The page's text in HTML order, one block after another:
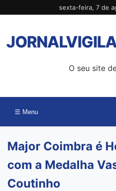
para
conteúdo
sexta-feira, 7 de
O seu site
☰ Menu
Major Coimbra é
com a Medalha
Coutinho